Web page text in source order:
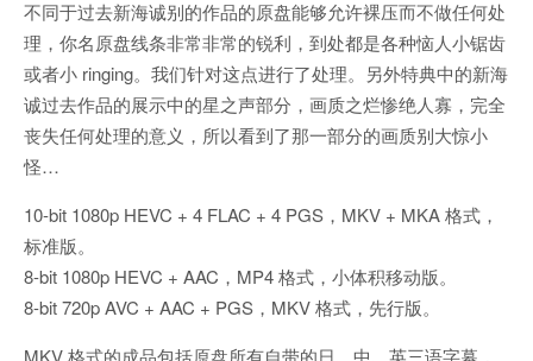
不同于过去新海诚别的作品的原盘能够允许裸压而不做任何处
理，你名原盘线条非常非常的锐利，到处都是各种恼人小锯齿
或者小 ringing。我们针对这点进行了处理。另外特典中的新海
诚过去作品的展示中的星之声部分，画质之烂惨绝人寡，完全
丧失任何处理的意义，所以看到了那一部分的画质别大惊小
怪…
10-bit 1080p HEVC + 4 FLAC + 4 PGS，MKV + MKA 格式，
标准版。
8-bit 1080p HEVC + AAC，MP4 格式，小体积移动版。
8-bit 720p AVC + AAC + PGS，MKV 格式，先行版。
MKV 格式的成品包括原盘所有自带的日、中、英三语字幕，